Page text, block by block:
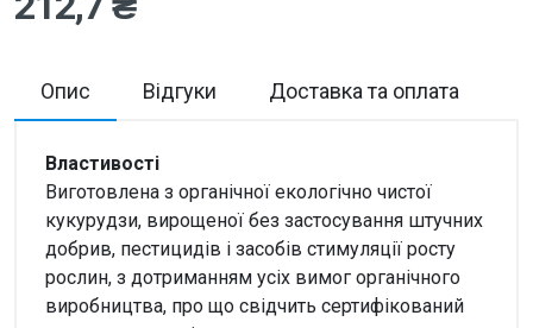
Опис Відгуки Доставка та оплата
Властивості
Виготовлена з органічної екологічно чистої
кукурудзи, вирощеної без застосування штучних
добрив, пестицидів і засобів стимуляції росту
рослин, з дотриманням усіх вимог органічного
виробництва, про що свідчить сертифікований